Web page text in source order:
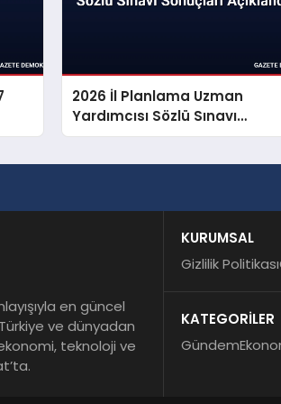
2026 İl Planlama Uzman
Yardımcısı Sözlü Sınavı
Sonuçları Açıklandı
en güncel
ve dünyadan
teknoloji ve
KURUMSAL
Gizlilik Politikası
KATEGORİLER
Gündem